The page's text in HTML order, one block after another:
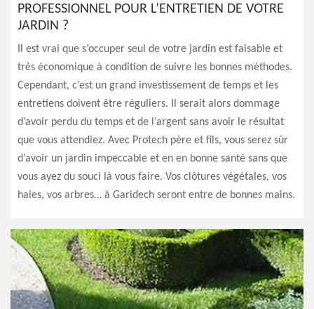
PROFESSIONNEL POUR L’ENTRETIEN DE VOTRE
JARDIN ?
Il est vrai que s’occuper seul de votre jardin est faisable et
très économique à condition de suivre les bonnes méthodes.
Cependant, c’est un grand investissement de temps et les
entretiens doivent être réguliers. Il serait alors dommage
d’avoir perdu du temps et de l’argent sans avoir le résultat
que vous attendiez. Avec Protech père et fils, vous serez sûr
d’avoir un jardin impeccable et en en bonne santé sans que
vous ayez du souci là vous faire. Vos clôtures végétales, vos
haies, vos arbres… à Garidech seront entre de bonnes mains.